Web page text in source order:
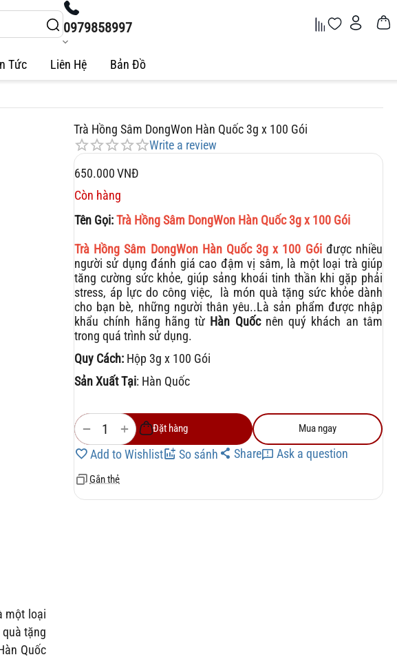
0979858997
Tức Liên Hệ Bản Đồ
Trà Hồng Sâm DongWon Hàn Quốc 3g x 100 Gói
Write a review
650.000VNĐ
Còn hàng
Tên Gọi:Trà Hồng Sâm DongWon Hàn Quốc 3g x 100 Gói
Trà Hồng Sâm DongWon Hàn Quốc 3g x 100 Góiđược nhiều
người sử dụng đánh giá cao đậm vị sâm, là một loại trà giúp
tăng cường sức khỏe, giúp sảng khoái tinh thần khi gặp phải
stress, áp lực do công việc, là món quà tặng sức khỏe dành
cho bạn bè, những người thân yêu..Là sản phẩm được nhập
khẩu chính hãng hãng từ Hàn Quốcnên quý khách an tâm
trong quá trình sử dụng.
Quy Cách: Hộp 3g x 100 Gói
Sản Xuất Tại: Hàn Quốc
+
− Đặt hàng Mua ngay
Add to Wishlist So sánh Share Ask a question
Gắn thẻ
một loại
tặng
Quốc